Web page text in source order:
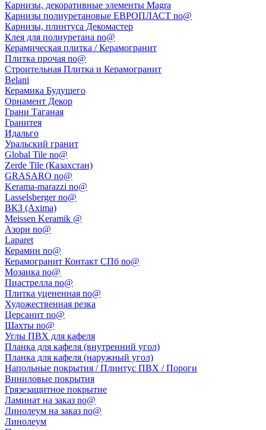
Карнизы, декоративные элементы Magra
Карнизы полиуретановые ЕВРОПЛАСТ no@
Карнизы, плинтуса Декомастер
Клея для полиуретана no@
Керамическая плитка / Керамогранит
Плитка прочая no@
Строительная Плитка и Керамогранит
Belani
Керамика Будущего
Орнамент Декор
Грани Таганая
Гранитея
Идальго
Уральский гранит
Global Tile no@
Zerde Tile (Казахстан)
GRASARO no@
Kerama-marazzi no@
Lasselsberger no@
ВКЗ (Axima)
Meissen Keramik @
Азори no@
Laparet
Керамин no@
Керамогранит Контакт СПб no@
Мозаика no@
Пиастрелла no@
Плитка уцененная no@
Художественная резка
Церсанит no@
Шахты no@
Углы ПВХ для кафеля
Планка для кафеля (внутренний угол)
Планка для кафеля (наружный угол)
Напольные покрытия / Плинтус ПВХ / Пороги
Виниловые покрытия
Грязезащитное покрытие
Ламинат на заказ no@
Линолеум на заказ no@
Линолеум